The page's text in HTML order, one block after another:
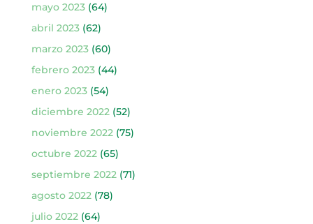
mayo 2023(64)
abril 2023(62)
marzo 2023(60)
febrero 2023(44)
enero 2023(54)
diciembre 2022(52)
noviembre 2022(75)
octubre 2022(65)
septiembre 2022(71)
agosto 2022(78)
julio 2022(64)